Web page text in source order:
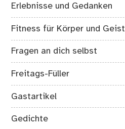
Erlebnisse und Gedanken
Fitness für Körper und Geist
Fragen an dich selbst
Freitags-Füller
Gastartikel
Gedichte